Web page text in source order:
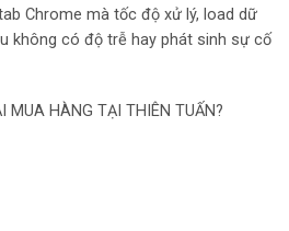
Chrome mà tốc độ xử lý, load dữ
không có độ trễ hay phát sinh sự cố
MUA HÀNG TẠI THIÊN TUẤN?